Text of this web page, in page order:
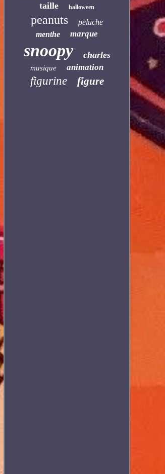
taille halloween
peanuts
peluche
menthe
marque
snoopy charles
musique animation
figurine figure